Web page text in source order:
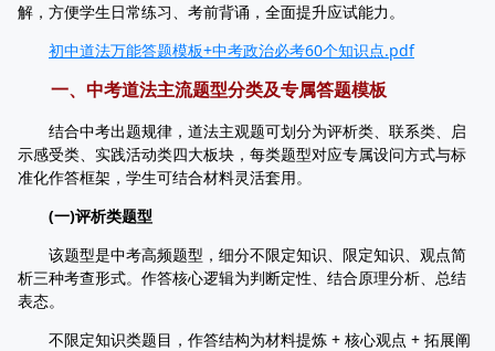
解，方便学生日常练习、考前背诵，全面提升应试能力。
初中道法万能答题模板+中考政治必考60个知识点.pdf
一、中考道法主流题型分类及专属答题模板
结合中考出题规律，道法主观题可划分为评析类、联系类、启
示感受类、实践活动类四大板块，每类题型对应专属设问方式与标
准化作答框架，学生可结合材料灵活套用。
(一)评析类题型
该题型是中考高频题型，细分不限定知识、限定知识、观点简
析三种考查形式。作答核心逻辑为判断定性、结合原理分析、总结
表态。
不限定知识类题目，作答结构为材料提炼 + 核心观点 + 拓展阐